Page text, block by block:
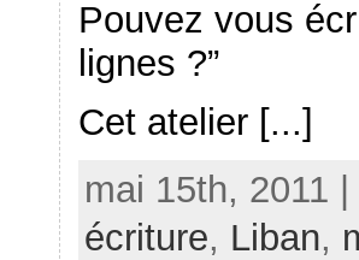
Pouvez vous
lignes ?”
Cet atelier [...]
mai 15th, 2011
écriture, Liban,